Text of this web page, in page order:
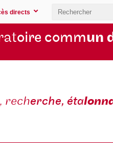
directs
oire commun
recherche, éta